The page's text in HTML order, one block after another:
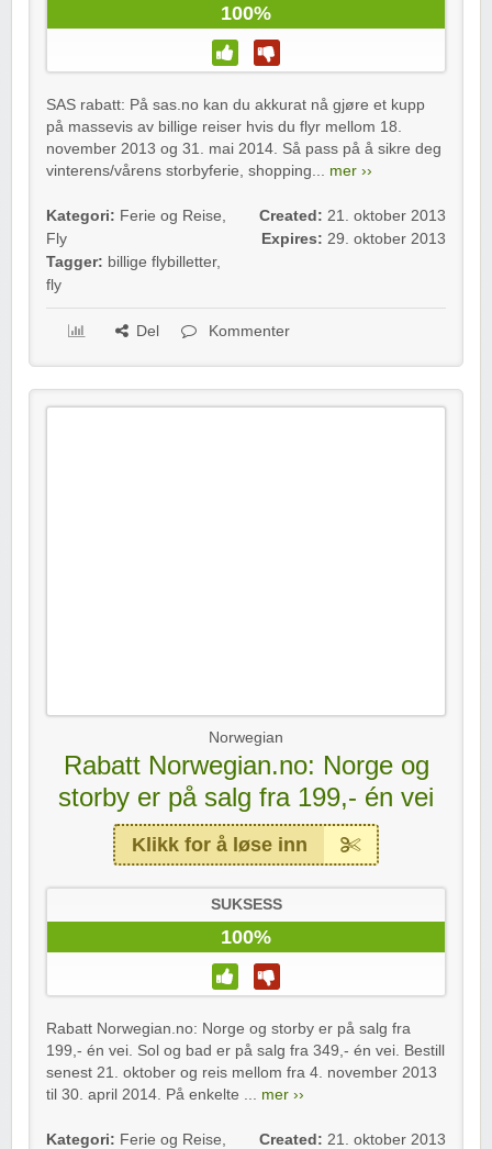
100%
SAS rabatt: På sas.no kan du akkurat nå gjøre et kupp
på massevis av billige reiser hvis du flyr mellom 18.
november 2013 og 31. mai 2014. Så pass på å sikre deg
vinterens/vårens storbyferie, shopping... mer ››
Kategori: Ferie og Reise,
Fly
Tagger: billige flybilletter,
fly
Created: 21. oktober 2013
Expires: 29. oktober 2013
Del Kommenter
Norwegian
Rabatt Norwegian.no: Norge og
storby er på salg fra 199,- én vei
Klikk for å løse inn
SUKSESS
100%
Rabatt Norwegian.no: Norge og storby er på salg fra
199,- én vei. Sol og bad er på salg fra 349,- én vei. Bestill
senest 21. oktober og reis mellom fra 4. november 2013
til 30. april 2014. På enkelte ... mer ››
Kategori: Ferie og Reise, Created: 21. oktober 2013